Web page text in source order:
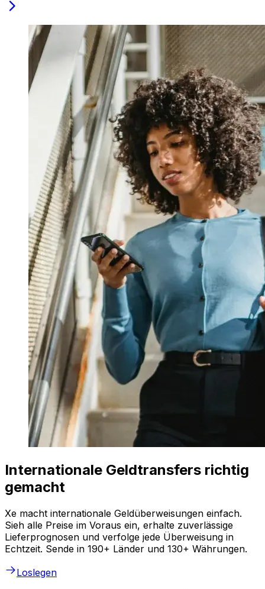
Internationale Geldtransfers richtig
gemacht
Xe macht internationale Geldüberweisungen einfach.
Sieh alle Preise im Voraus ein, erhalte zuverlässige
Lieferprognosen und verfolge jede Überweisung in
Echtzeit. Sende in 190+ Länder und 130+ Währungen.
Loslegen